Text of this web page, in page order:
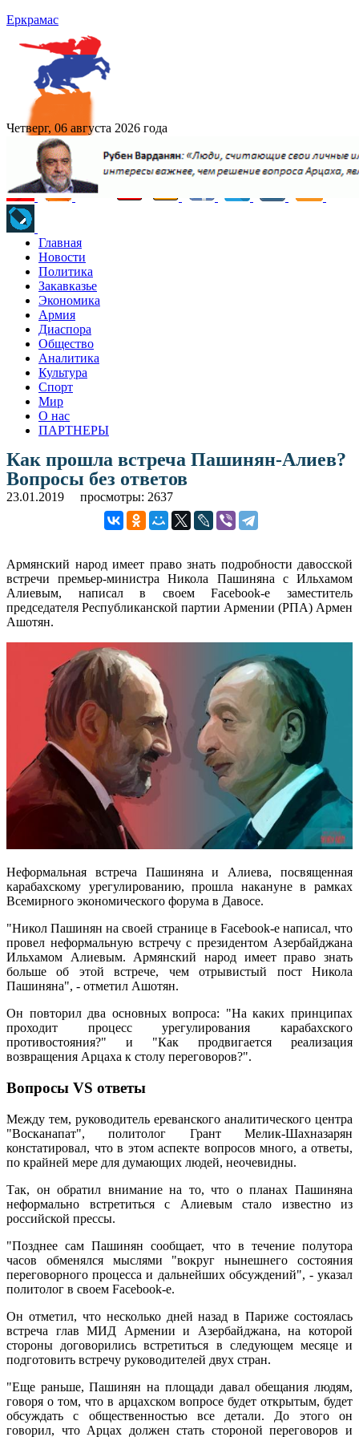
Еркрамас
Четверг, 06 августа 2026 года
Главная
Новости
Политика
Закавказье
Экономика
Армия
Диаспора
Общество
Аналитика
Культура
Спорт
Мир
О нас
ПАРТНЕРЫ
Как прошла встреча Пашинян-Алиев?
Вопросы без ответов
23.01.2019 просмотры: 2637
Армянский народ имеет право знать подробности давосской
встречи премьер-министра Никола Пашиняна с Ильхамом
Алиевым, написал в своем Facebook-e заместитель
председателя Республиканской партии Армении (РПА) Армен
Ашотян.
Неформальная встреча Пашиняна и Алиева, посвященная
карабахскому урегулированию, прошла накануне в рамках
Всемирного экономического форума в Давосе.
"Никол Пашинян на своей странице в Facebook-e написал, что
провел неформальную встречу с президентом Азербайджана
Ильхамом Алиевым. Армянский народ имеет право знать
больше об этой встрече, чем отрывистый пост Никола
Пашиняна", - отметил Ашотян.
Он повторил два основных вопроса: "На каких принципах
проходит процесс урегулирования карабахского
противостояния?" и "Как продвигается реализация
возвращения Арцаха к столу переговоров?".
Вопросы VS ответы
Между тем, руководитель ереванского аналитического центра
"Восканапат", политолог Грант Мелик-Шахназарян
констатировал, что в этом аспекте вопросов много, а ответы,
по крайней мере для думающих людей, неочевидны.
Так, он обратил внимание на то, что о планах Пашиняна
неформально встретиться с Алиевым стало известно из
российской прессы.
"Позднее сам Пашинян сообщает, что в течение полутора
часов обменялся мыслями "вокруг нынешнего состояния
переговорного процесса и дальнейших обсуждений", - указал
политолог в своем Facebook-e.
Он отметил, что несколько дней назад в Париже состоялась
встреча глав МИД Армении и Азербайджана, на которой
стороны договорились встретиться в следующем месяце и
подготовить встречу руководителей двух стран.
"Еще раньше, Пашинян на площади давал обещания людям,
говоря о том, что в арцахском вопросе будет открытым, будет
обсуждать с общественностью все детали. До этого он
говорил, что Арцах должен стать стороной переговоров и